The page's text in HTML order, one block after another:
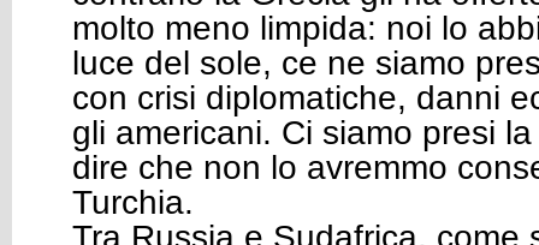
molto meno limpida: noi lo
luce del sole, ce ne siamo
con crisi diplomatiche, danni
gli americani. Ci siamo presi
dire che non lo avremmo
Turchia.
Tra Russia e Sudafrica, come